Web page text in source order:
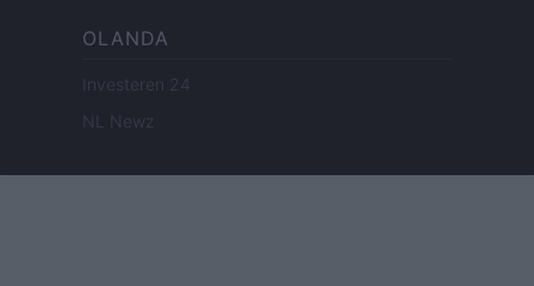
OLANDA
Investeren 24
NL Newz